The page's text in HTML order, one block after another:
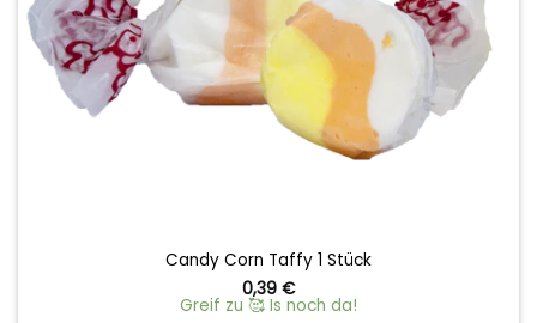
Candy Corn Taffy 1 Stück
0,39 €
Greif zu 🥰 Is noch da!